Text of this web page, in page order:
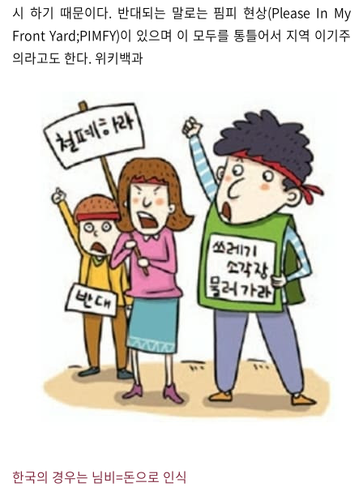
시 하기 때문이다. 반대되는 말로는 핌피 현상(Please In My
Front Yard;PIMFY)이 있으며 이 모두를 통틀어서 지역 이기주
의라고도 한다. 위키백과
한국의 경우는 님비=돈으로 인식